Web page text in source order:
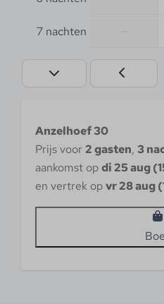
7 nachten
Anzelhoef 30
Prijs voor2 gasten, 3
aankomst opdi 25 aug
en vertrek opvr 28 aug